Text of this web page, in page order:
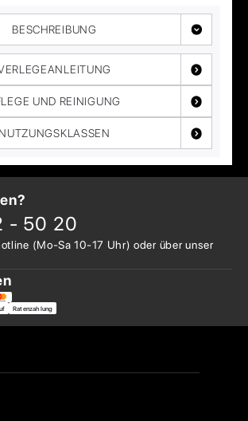
BESCHREIBUNG
UND REINIGUNG
NUTZUNGSKLASSEN
- 50 20
(Mo-Sa 10-17 Uhr) oder überunser
Ratenzahlung